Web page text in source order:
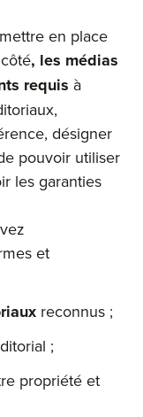
en place
, les médias
requis à
désigner
pouvoir utiliser
les garanties
et
reconnus ;
;
propriété et